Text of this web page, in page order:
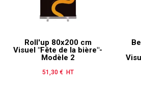
Roll'up 80x200 cm
Visuel "Fête de la bière"-
Modèle 2
Prix
51,30 € HT